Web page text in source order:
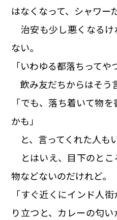
はなくなって、シャワー
治安も少し悪くなる
ない。
「いわゆる都落ちってや
飲み友だちからはそう
「でも、落ち着いて物
かも」
と、言ってくれた人も
とはいえ、目下のとこ
物などないのだけれど。
「すぐ近くにインド人
り立つと、カレーの匂